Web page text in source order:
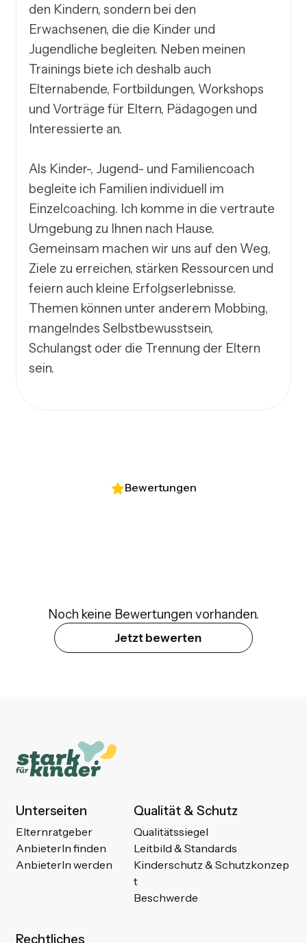
den Kindern, sondern bei den
Erwachsenen, die die Kinder und
Jugendliche begleiten. Neben meinen
Trainings biete ich deshalb auch
Elternabende, Fortbildungen, Workshops
und Vorträge für Eltern, Pädagogen und
Interessierte an.
Als Kinder-, Jugend- und Familiencoach
begleite ich Familien individuell im
Einzelcoaching. Ich komme in die vertraute
Umgebung zu Ihnen nach Hause.
Gemeinsam machen wir uns auf den Weg,
Ziele zu erreichen, stärken Ressourcen und
feiern auch kleine Erfolgserlebnisse.
Themen können unter anderem Mobbing,
mangelndes Selbstbewusstsein,
Schulangst oder die Trennung der Eltern
sein.
Bewertungen
Noch keine Bewertungen vorhanden.
Jetzt bewerten
Unterseiten
Elternratgeber
AnbieterIn finden
AnbieterIn werden
Qualität & Schutz
Qualitätssiegel
Leitbild & Standards
Kinderschutz & Schutzkonzep
t
Beschwerde
Rechtliches